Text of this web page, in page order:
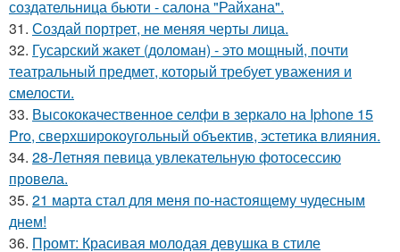
создательница бьюти - салона "Райхана".
31. Создай портрет, не меняя черты лица.
32. Гусарский жакет (доломан) - это мощный, почти
театральный предмет, который требует уважения и
смелости.
33. Высококачественное селфи в зеркало на Iphone 15
Pro, сверхширокоугольный объектив, эстетика влияния.
34. 28-Летняя певица увлекательную фотосессию
провела.
35. 21 марта стал для меня по-настоящему чудесным
днем!
36. Промт: Красивая молодая девушка в стиле